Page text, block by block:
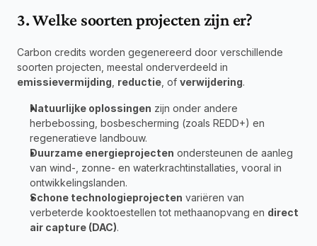
3. Welke soorten projecten zijn er?
Carbon credits worden gegenereerd door verschillende
emissievermijding reductie , of verwijdering.
Natuurlijke oplossingen zijn onder andere
herbebossing, bosbescherming (zoals REDD+) en
regeneratieve landbouw.
Duurzame energieprojecten ondersteunen de aanleg
van wind-, zonne- en waterkrachtinstallaties, vooral in
ontwikkelingslanden.
Schone technologieprojecten variëren van
verbeterde kooktoestellen tot methaanopvang en direct
air capture (DAC).